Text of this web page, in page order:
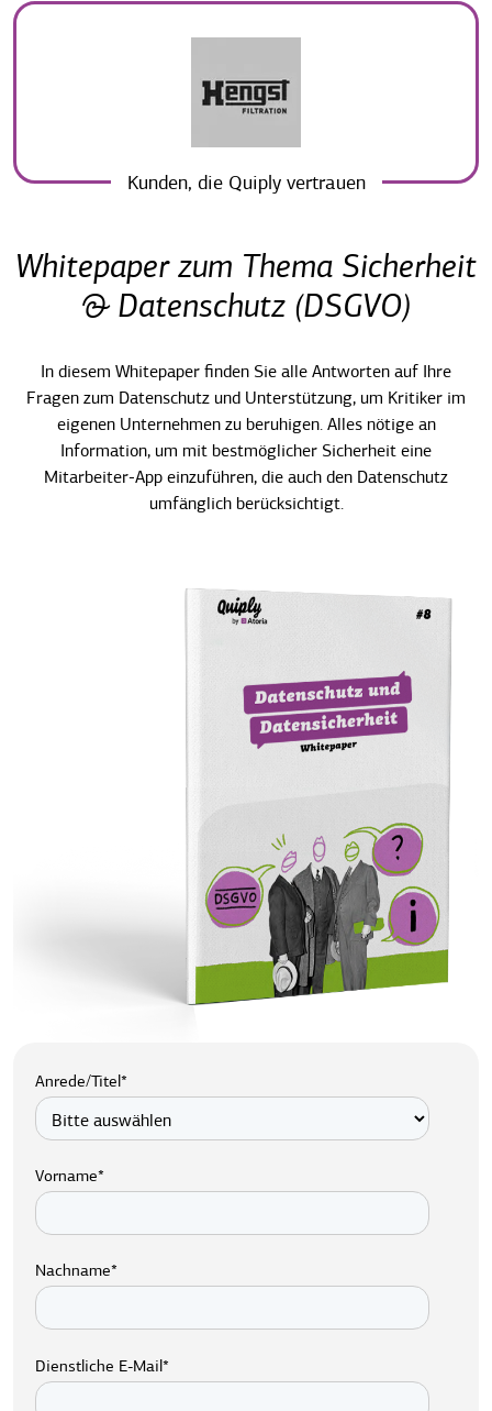
Kunden, die Quiply vertrauen
Whitepaper zum Thema Sicherheit
& Datenschutz (DSGVO)
In diesem Whitepaper finden Sie alle Antworten auf Ihre
Fragen zum Datenschutz und Unterstützung, um Kritiker im
eigenen Unternehmen zu beruhigen. Alles nötige an
Information, um mit bestmöglicher Sicherheit eine
Mitarbeiter-App einzuführen, die auch den Datenschutz
umfänglich berücksichtigt.
Anrede/Titel*
Vorname*
Nachname*
Dienstliche E-Mail*